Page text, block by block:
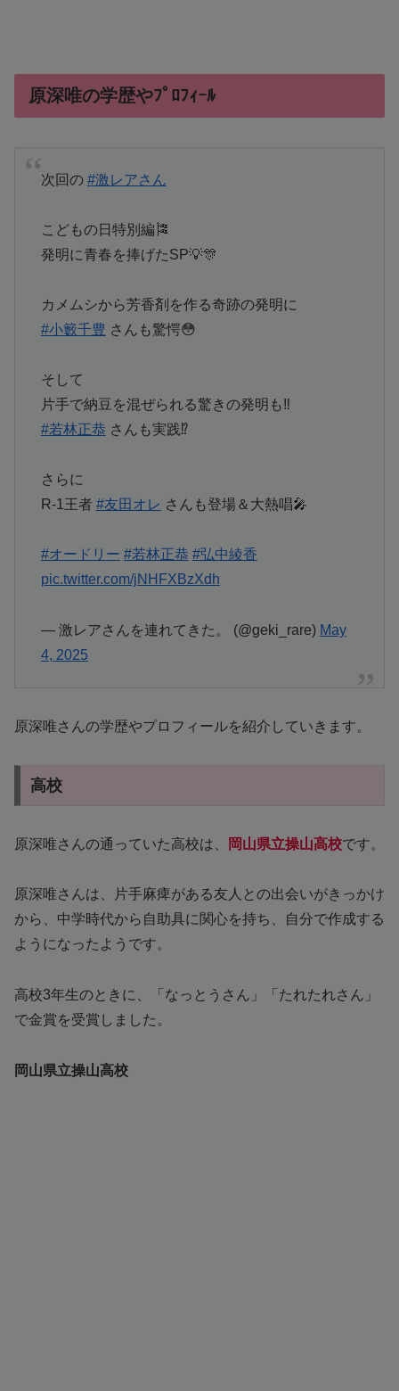
原深唯の学歴やﾌﾟﾛﾌｨｰﾙ
次回の #激レアさん
こどもの日特別編🎏
発明に青春を捧げたSP💡🎊
カメムシから芳香剤を作る奇跡の発明に
#小籔千豊 さんも驚愕😳
そして
片手で納豆を混ぜられる驚きの発明も‼️
#若林正恭 さんも実践⁉️
さらに
R-1王者 #友田オレ さんも登場＆大熱唱🎤
#オードリー #若林正恭 #弘中綾香
pic.twitter.com/jNHFXBzXdh
— 激レアさんを連れてきた。 (@geki_rare) May
4, 2025
原深唯さんの学歴やプロフィールを紹介していきます。
高校
原深唯さんの通っていた高校は、 岡山県立操山高校です。
原深唯さんは、片手麻痺がある友人との出会いがきっかけ
から、中学時代から自助具に関心を持ち、自分で作成する
ようになったようです。
高校3年生のときに、「なっとうさん」「たれたれさん」
で金賞を受賞しました。
岡山県立操山高校